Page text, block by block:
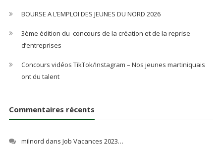
BOURSE A L’EMPLOI DES JEUNES DU NORD 2026
3ème édition du concours de la création et de la reprise
d’entreprises
Concours vidéos TikTok/Instagram – Nos jeunes martiniquais
ont du talent
Commentaires récents
milnord dans Job Vacances 2023…